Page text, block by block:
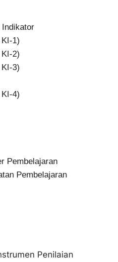
Indikator
1)
2)
3)
4)
Pembelajaran
Pembelajaran
Penilaian